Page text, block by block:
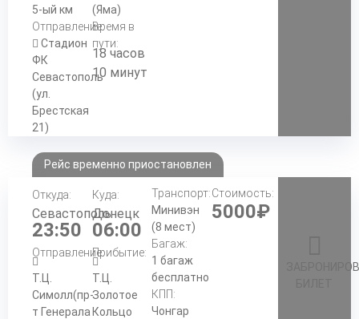
5-ый км
Отправление:
Стадион
ФК
Севастополь
(ул.
Брестская
21)
(Яма)
Время в
пути:
18 часов
10 минут
Рейс временно приостановлен
Откуда:
Севастополь
23:50
Отправление:
Т.Ц.
Симолл(пр-
т Генерала
Куда:
Донецк
06:00
Прибытие:
Т.Ц.
Золотое
Кольцо
Транспорт:
Минивэн
(8 мест)
Багаж:
1 багаж
бесплатно
КПП:
Чонгар
Стоимость:
5000₽